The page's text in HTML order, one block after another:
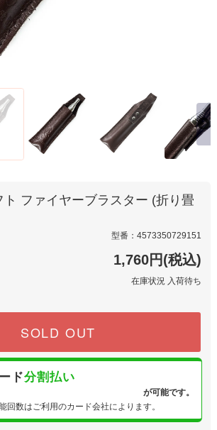
ト ファイヤーブラスター (折り畳
型番：4573350729151
1,760円(税込)
在庫状況 入荷待ち
SOLD OUT
ド分割払い
が可能です。
回数はご利用のカード会社によります。